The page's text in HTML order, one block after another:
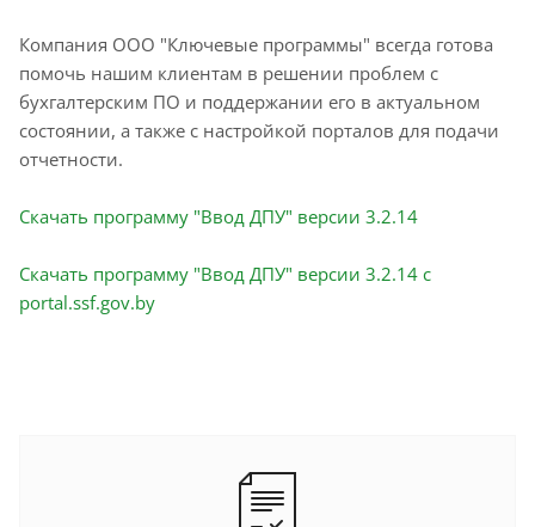
Компания ООО "Ключевые программы" всегда готова
помочь нашим клиентам в решении проблем с
бухгалтерским ПО и поддержании его в актуальном
состоянии, а также с настройкой порталов для подачи
отчетности.
Скачать программу "Ввод ДПУ" версии 3.2.14
Скачать программу "Ввод ДПУ" версии 3.2.14 c
portal.ssf.gov.by